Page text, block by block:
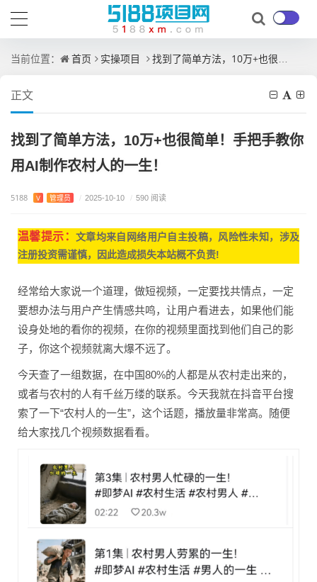
当前位置： 首页 实操项目 找到了简单方法，10万+也很简单！手把手教你用AI制作农村人的一生！
正文
找到了简单方法，10万+也很简单！手把手教你
用AI制作农村人的一生！
5188 V 管理员 / 2025-10-10 / 590 阅读
温馨提示： 文章均来自网络用户自主投稿， 风险性未知，涉及
注册投资需谨慎，因此造成损失本站概不负责!
经常给大家说一个道理，做短视频，一定要找共情点，一定
要想办法与用户产生情感共鸣，让用户看进去，如果他们能
设身处地的看你的视频，在你的视频里面找到他们自己的影
子，你这个视频就离大爆不远了。
今天查了一组数据，在中国80%的人都是从农村走出来的，
或者与农村的人有千丝万缕的联系。今天我就在抖音平台搜
索了一下“农村人的一生”，这个话题，播放量非常高。随便
给大家找几个视频数据看看。